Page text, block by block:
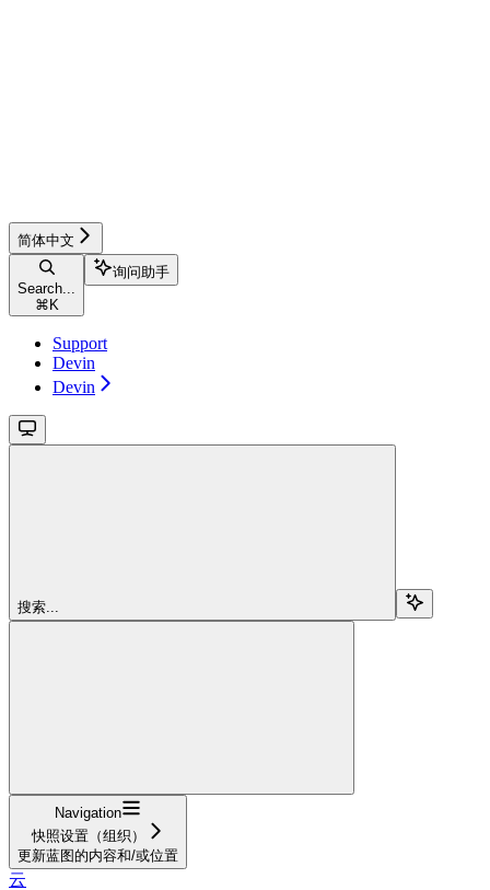
简体中文
Search...
⌘ K
询问助手
Support
Devin
Devin
搜索...
Navigation
快照设置（组织）
更新蓝图的内容和/或位置
云